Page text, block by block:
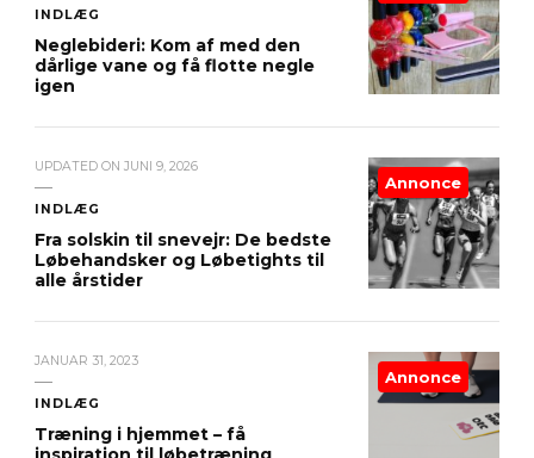
INDLÆG
Neglebideri: Kom af med den
dårlige vane og få flotte negle
igen
UPDATED ON JUNI 9, 2026
INDLÆG
Fra solskin til snevejr: De bedste
Løbehandsker og Løbetights til
alle årstider
Annonce
JANUAR 31, 2023
INDLÆG
Træning i hjemmet – få
Annonce